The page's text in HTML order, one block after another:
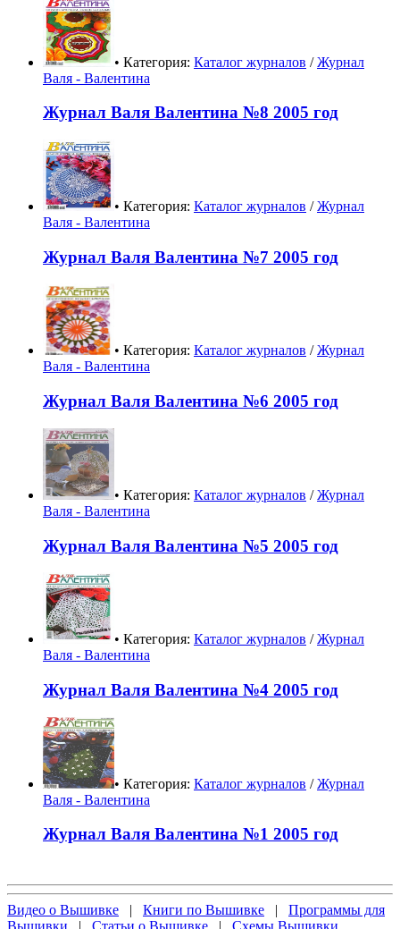
• Категория: Каталог журналов /Журнал
Валя - Валентина
Журнал Валя Валентина №8 2005 год
• Категория: Каталог журналов /Журнал
Валя - Валентина
Журнал Валя Валентина №7 2005 год
• Категория: Каталог журналов /Журнал
Валя - Валентина
Журнал Валя Валентина №6 2005 год
• Категория: Каталог журналов /Журнал
Валя - Валентина
Журнал Валя Валентина №5 2005 год
• Категория: Каталог журналов /Журнал
Валя - Валентина
Журнал Валя Валентина №4 2005 год
• Категория: Каталог журналов /Журнал
Валя - Валентина
Журнал Валя Валентина №1 2005 год
Видео о Вышивке | Книги по Вышивке | Программы для